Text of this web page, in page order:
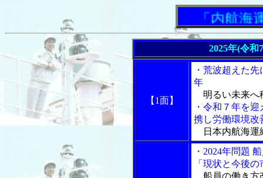
「内航海運新
2025年(令
【1面】
・荒波超えた
年
明るい未来へ
・令和７年を
携し労働環境改
日本内航海運
・2024年問題
「現状と今後
船員の働き方